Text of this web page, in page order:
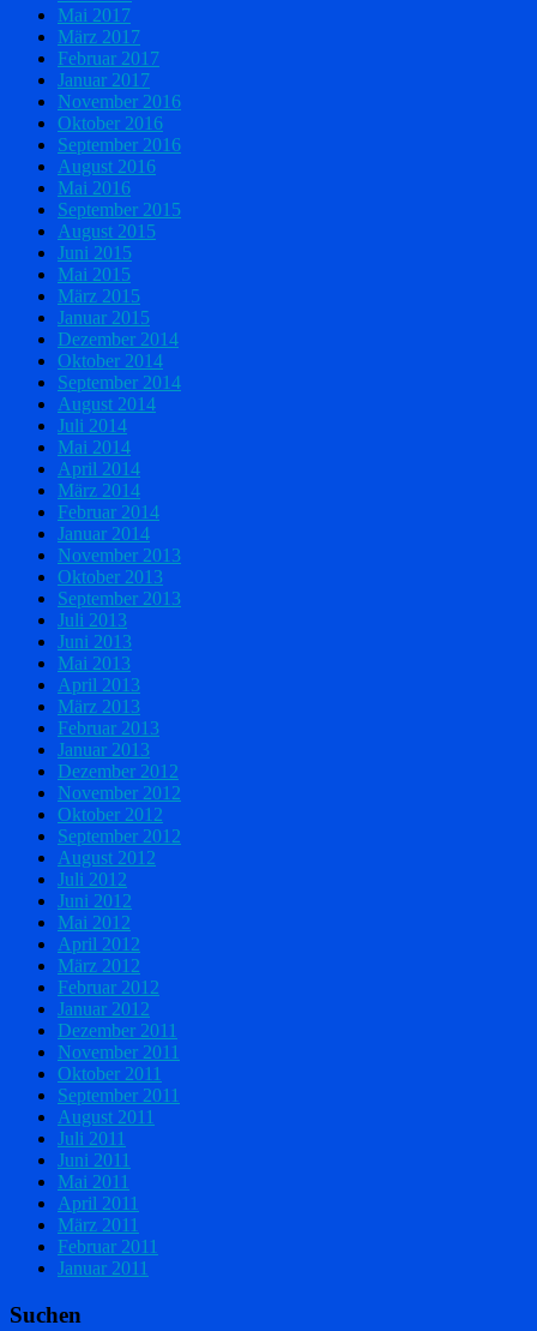
Mai 2017
März 2017
Februar 2017
Januar 2017
November 2016
Oktober 2016
September 2016
August 2016
Mai 2016
September 2015
August 2015
Juni 2015
Mai 2015
März 2015
Januar 2015
Dezember 2014
Oktober 2014
September 2014
August 2014
Juli 2014
Mai 2014
April 2014
März 2014
Februar 2014
Januar 2014
November 2013
Oktober 2013
September 2013
Juli 2013
Juni 2013
Mai 2013
April 2013
März 2013
Februar 2013
Januar 2013
Dezember 2012
November 2012
Oktober 2012
September 2012
August 2012
Juli 2012
Juni 2012
Mai 2012
April 2012
März 2012
Februar 2012
Januar 2012
Dezember 2011
November 2011
Oktober 2011
September 2011
August 2011
Juli 2011
Juni 2011
Mai 2011
April 2011
März 2011
Februar 2011
Januar 2011
Suchen